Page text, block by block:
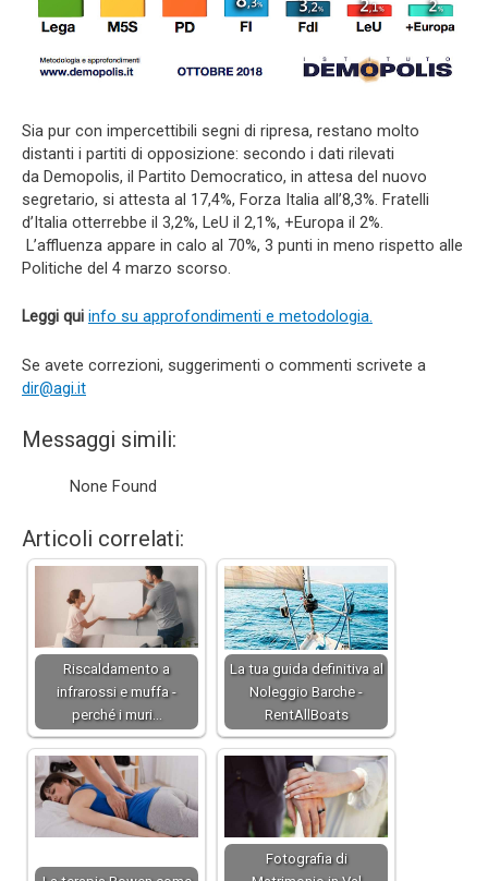
Sia pur con impercettibili segni di ripresa, restano molto
distanti i partiti di opposizione: secondo i dati rilevati
da Demopolis, il Partito Democratico, in attesa del nuovo
segretario, si attesta al 17,4%, Forza Italia all’8,3%. Fratelli
d’Italia otterrebbe il 3,2%, LeU il 2,1%, +Europa il 2%.
L’affluenza appare in calo al 70%, 3 punti in meno rispetto alle
Politiche del 4 marzo scorso.
Leggi qui info su approfondimenti e metodologia.
Se avete correzioni, suggerimenti o commenti scrivete a
dir@agi.it
Messaggi simili:
None Found
Articoli correlati:
Riscaldamento a
infrarossi e muffa -
perché i muri…
La tua guida definitiva al
Noleggio Barche -
RentAllBoats
Fotografia di